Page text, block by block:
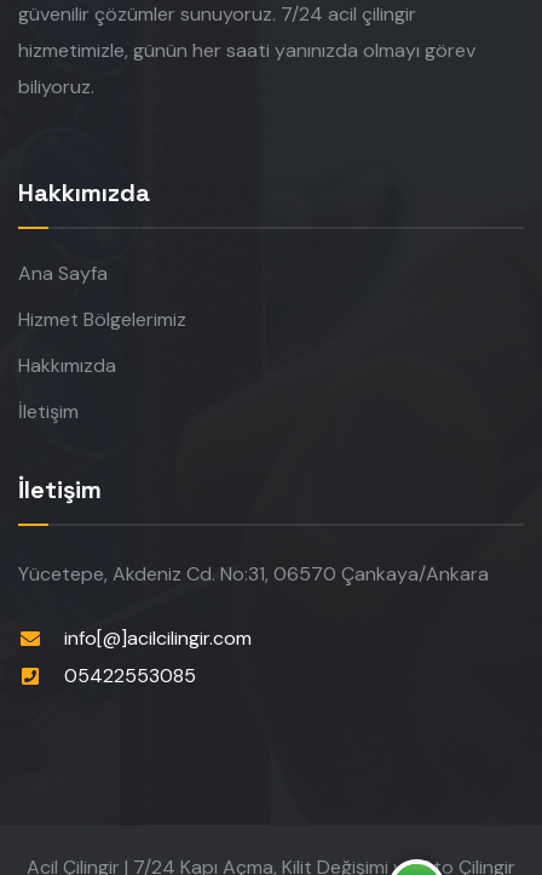
güvenilir çözümler sunuyoruz. 7/24 acil çilingir
hizmetimizle, günün her saati yanınızda olmayı görev
biliyoruz.
Hakkımızda
Ana Sayfa
Hizmet Bölgelerimiz
Hakkımızda
İletişim
İletişim
Yücetepe, Akdeniz Cd. No:31, 06570 Çankaya/Ankara
info[@]acilcilingir.com
05422553085
Acil Çilingir | 7/24 Kapı Açma, Kilit Değişimi ve Oto Çilingir